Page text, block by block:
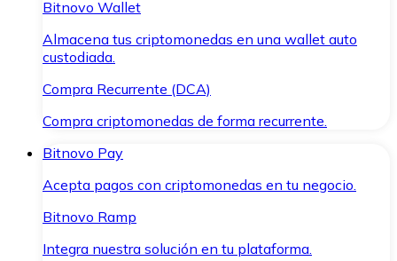
Bitnovo Wallet
Almacena tus criptomonedas en una wallet auto
custodiada.
Compra Recurrente (DCA)
Compra criptomonedas de forma recurrente.
Bitnovo Pay
Acepta pagos con criptomonedas en tu negocio.
Bitnovo Ramp
Integra nuestra solución en tu plataforma.